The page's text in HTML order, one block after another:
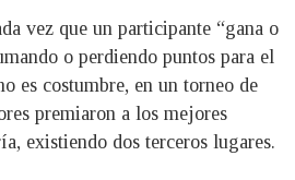
vez que un participante “gana o
o perdiendo puntos para el
es costumbre, en un torneo de
premiaron a los mejores
existiendo dos terceros lugares.